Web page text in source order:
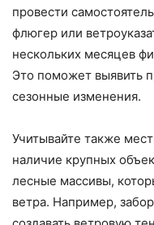
провести
флюгер или
нескольких месяцев
Это поможет выявить
сезонные изменения.
Учитывайте также
наличие крупных
лесные массивы,
ветра. Например,